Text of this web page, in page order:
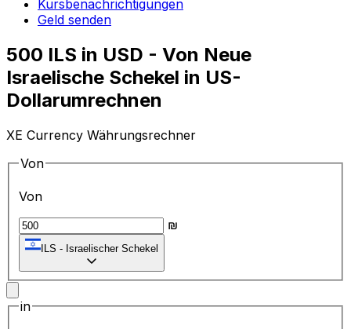
Kursbenachrichtigungen
Geld senden
500 ILS in USD - Von Neue
Israelische Schekel in US-
Dollarumrechnen
XE Currency Währungsrechner
Von
Von
₪
ILS - Israelischer Schekel
in